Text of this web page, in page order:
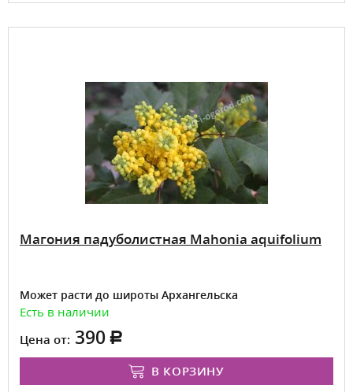
Магония падуболистная Mahonia aquifolium
Может расти до широты Архангельска
Есть в наличии
Цена от: 390
В КОРЗИНУ